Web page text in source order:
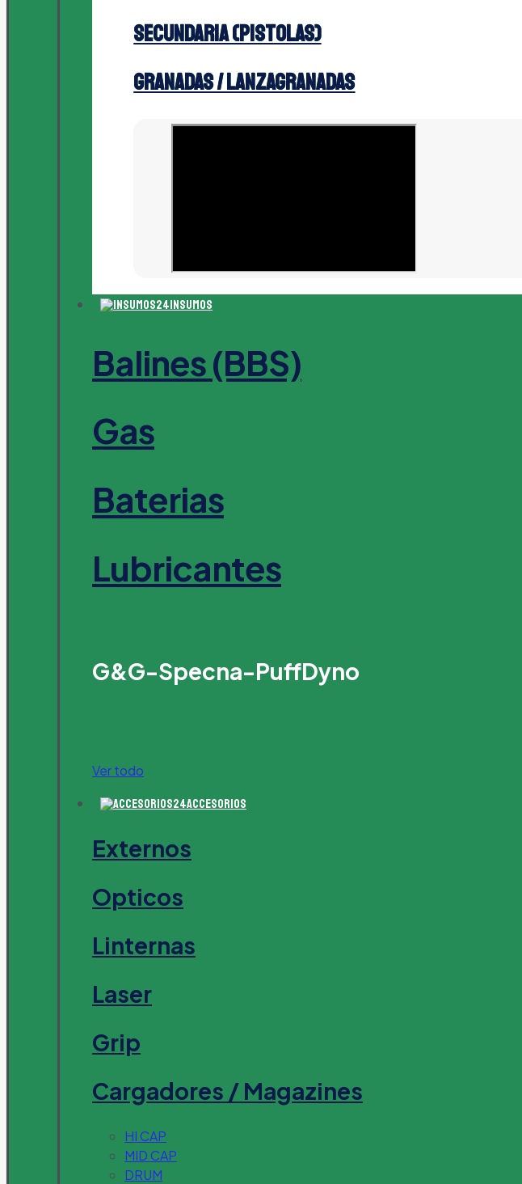
Secundaria (Pistolas)
Granadas / Lanzagranadas
Insumos
Balines (BBS)
Gas
Baterias
Lubricantes
G&G-Specna-PuffDyno
Ver todo
Accesorios
Externos
Opticos
Linternas
Laser
Grip
Cargadores / Magazines
HI CAP
MID CAP
DRUM